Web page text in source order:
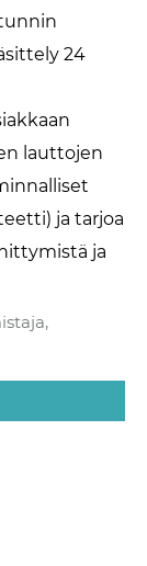
24
lauttojen
ja tarjoa
ja